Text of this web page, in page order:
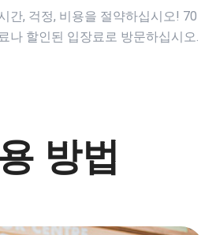
간, 걱정, 비용을 절약하십시오! 70
나 할인된 입장료로 방문하십시오.
방법